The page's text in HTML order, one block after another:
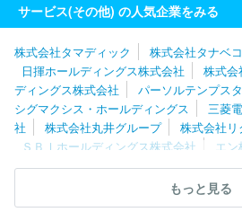
サービス(その他) の人気企業をみる
株式会社タマディック
株式会社タナベ
日揮ホールディングス株式会社
株式会
ディングス株式会社
パーソルテンプス
シグマクシス・ホールディングス
三菱
社
株式会社丸井グループ
株式会社
ＳＢＩホールディングス株式会社
エ
ィット・ワン
株式会社レイヤーズ・コ
ディップ株式会社 株式会
カルシステム株式会社
もっと見る